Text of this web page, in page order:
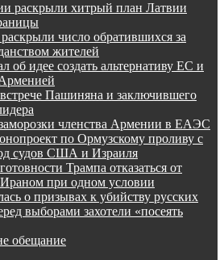
раскрыли хитрый план Латвии
число обратившихся за
жителей
об идее создать альтернативу ЕС и
Пашиняна и заключившего
членства Армении в ЕАЭС
по Ормузскому проливу с
судов США и Израиля
Трампа отказаться от
Ираном при одном условии
о призывах к убийству русских
выборами захотели «посеять
обещание